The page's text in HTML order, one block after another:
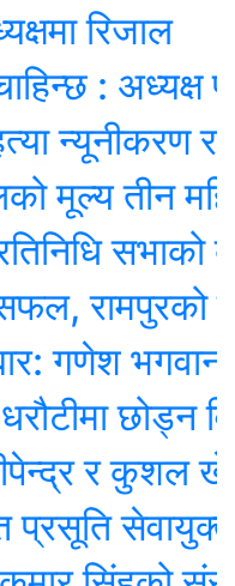
रिजाल
: अध्यक्ष प्रेम
न्यूनीकरण र
तीन
सभाको
भगवानकाे
छोड्न
र कुशल खेल्ने
सेवायुक्त